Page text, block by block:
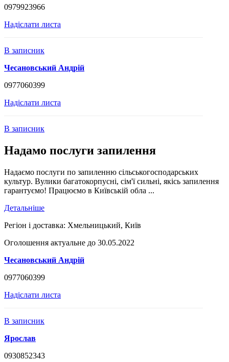
0979923966
Надіслати листа
В записник
Чесановський Андрій
0977060399
Надіслати листа
В записник
Надамо послуги запилення
Надаємо послуги по запиленню сільськогосподарських
культур. Вулики багатокорпусні, сім'ї сильні, якісь запилення
гарантуємо! Працюємо в Київській обла ...
Детальніше
Регіон і доставка: Хмельницький, Київ
Оголошення актуальне до 30.05.2022
Чесановський Андрій
0977060399
Надіслати листа
В записник
Ярослав
0930852343